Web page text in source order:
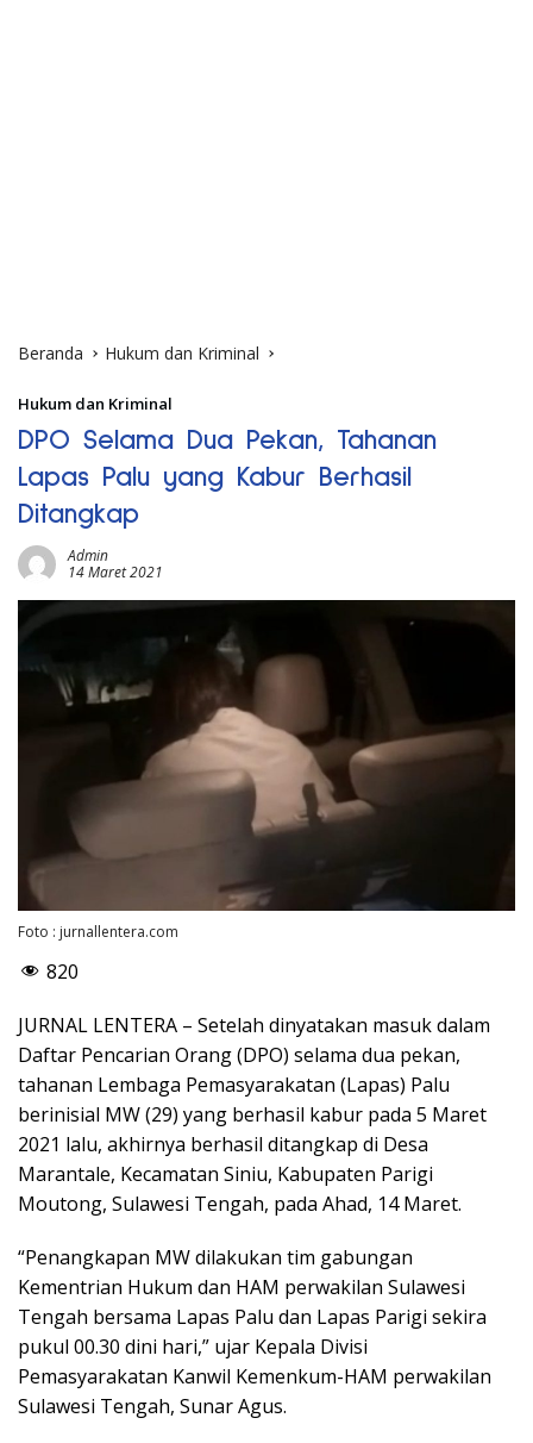
Beranda Hukum dan Kriminal
Hukum dan Kriminal
DPO Selama Dua Pekan, Tahanan
Lapas Palu yang Kabur Berhasil
Ditangkap
Admin
14 Maret 2021
Foto : jurnallentera.com
820
JURNAL LENTERA – Setelah dinyatakan masuk dalam
Daftar Pencarian Orang (DPO) selama dua pekan,
tahanan Lembaga Pemasyarakatan (Lapas) Palu
berinisial MW (29) yang berhasil kabur pada 5 Maret
2021 lalu, akhirnya berhasil ditangkap di Desa
Marantale, Kecamatan Siniu, Kabupaten Parigi
Moutong, Sulawesi Tengah, pada Ahad, 14 Maret.
“Penangkapan MW dilakukan tim gabungan
Kementrian Hukum dan HAM perwakilan Sulawesi
Tengah bersama Lapas Palu dan Lapas Parigi sekira
pukul 00.30 dini hari,” ujar Kepala Divisi
Pemasyarakatan Kanwil Kemenkum-HAM perwakilan
Sulawesi Tengah, Sunar Agus.